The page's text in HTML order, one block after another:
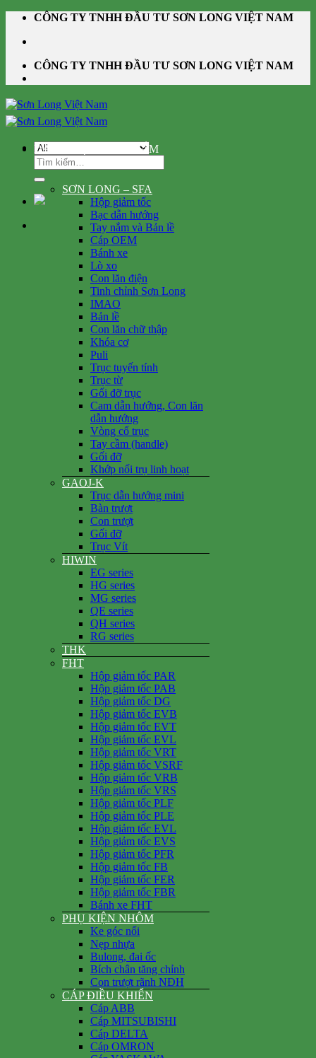
Skip
content
CÔNG TY TNHH ĐẦU TƯ SƠN LONG VIỆT NAM
CÔNG TY TNHH ĐẦU TƯ SƠN LONG VIỆT NAM
Tìm
kiếm:
DANH MỤC SẢN PHẨM
SƠN LONG – SFA
Hộp giảm tốc
Bạc dẫn hướng
Tay nắm và Bản lề
Cáp OEM
Bánh xe
Lò xo
Con lăn điện
Tinh chỉnh Sơn Long
IMAO
Bản lề
Con lăn chữ thập
Khóa cơ
Puli
Trục tuyến tính
Trục từ
Gối đỡ trục
Cam dẫn hướng, Con lăn
dẫn hướng
Vòng cổ trục
Tay cầm (handle)
Gối đỡ
Khớp nối trụ linh hoạt
GAOJ-K
Trục dẫn hướng mini
Bàn trượt
Con trượt
Gối đỡ
Trục Vít
HIWIN
EG series
HG series
MG series
QE series
QH series
RG series
THK
FHT
Hộp giảm tốc PAR
Hộp giảm tốc PAB
Hộp giảm tốc DG
Hộp giảm tốc EVB
Hộp giảm tốc EVT
Hộp giảm tốc EVL
Hộp giảm tốc VRT
Hộp giảm tốc VSRF
Hộp giảm tốc VRB
Hộp giảm tốc VRS
Hộp giảm tốc PLF
Hộp giảm tốc PLE
Hộp giảm tốc EVL
Hộp giảm tốc EVS
Hộp giảm tốc PFR
Hộp giảm tốc FB
Hộp giảm tốc FER
Hộp giảm tốc FBR
Bánh xe FHT
PHỤ KIỆN NHÔM
Ke góc nổi
Nẹp nhựa
Bulong, đai ốc
Bích chân tăng chỉnh
Con trượt rãnh NĐH
CÁP ĐIỀU KHIỂN
Cáp ABB
Cáp MITSUBISHI
Cáp DELTA
Cáp OMRON